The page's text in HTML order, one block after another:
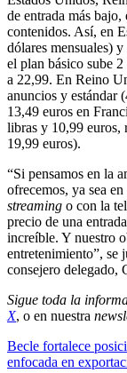
de entrada más
contenidos. Así, en
dólares mensuales)
el plan básico sube
a 22,99. En Reino
anuncios y estándar
13,49 euros en
libras y 10,99 euros,
19,99 euros).
“Si pensamos en la
ofrecemos, ya sea
streaming o con la
precio de una
increíble. Y nuestro
entretenimiento”, se
consejero delegado,
Sigue toda la
X, o en nuestra
Becle fortalece
enfocada en